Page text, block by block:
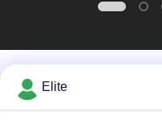
Catégories
Elite